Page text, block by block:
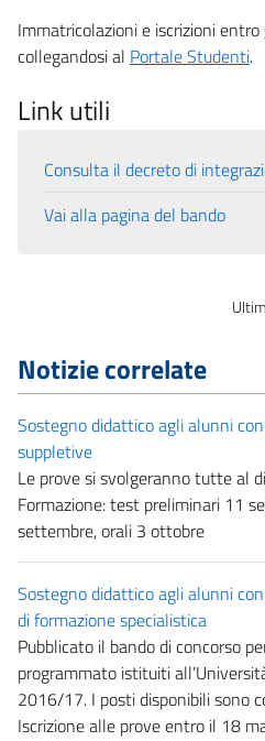
Immatricolazioni e iscrizioni entro
collegandosi al Portale Studenti.
Link utili
Consulta il decreto di
Vai alla pagina del bando
Notizie correlate
Sostegno didattico agli alunni
suppletive
Le prove si svolgeranno tutte al
Formazione: test preliminari 11
settembre, orali 3 ottobre
Sostegno didattico agli alunni
di formazione specialistica
Pubblicato il bando di concorso
programmato istituiti
2016/17. I posti disponibili sono
Iscrizione alle prove entro il 18